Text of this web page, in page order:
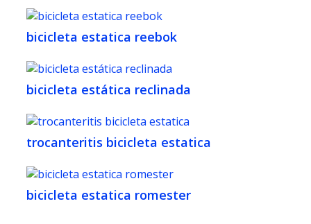
bicicleta estatica reebok
bicicleta estática reclinada
trocanteritis bicicleta estatica
bicicleta estatica romester